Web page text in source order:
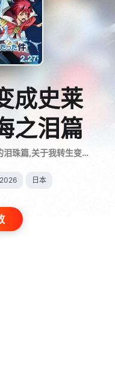
成史莱
之泪篇
关于我转生变成史莱姆这档事 苍海的泪珠篇,关于我转生变成史莱姆这档事 剧场版 苍海之泪篇(台)
2026 日本